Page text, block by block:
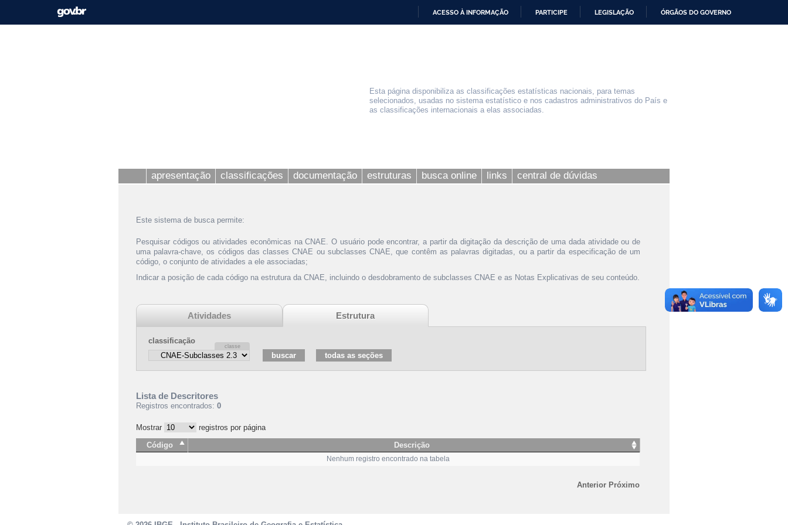
ACESSO À INFORMAÇÃO PARTICIPE LEGISLAÇÃO ÓRGÃOS DO GOVERNO
Esta página disponibiliza as classificações estatísticas nacionais, para temas
selecionados, usadas no sistema estatístico e nos cadastros administrativos do País e
as classificações internacionais a elas associadas.
apresentação classificações documentação estruturas busca online links central de dúvidas
Este sistema de busca permite:
Pesquisar códigos ou atividades econômicas na CNAE. O usuário pode encontrar, a partir da digitação da descrição de uma dada atividade ou de
uma palavra-chave, os códigos das classes CNAE ou subclasses CNAE, que contêm as palavras digitadas, ou a partir da especificação de um
código, o conjunto de atividades a ele associadas;
Indicar a posição de cada código na estrutura da CNAE, incluindo o desdobramento de subclasses CNAE e as Notas Explicativas de seu conteúdo.
Atividades Estrutura
classificação
Lista de Descritores
Registros encontrados: 0
Mostrar
registros por página
Código
Descrição
Nenhum registro encontrado na tabela
Anterior Próximo